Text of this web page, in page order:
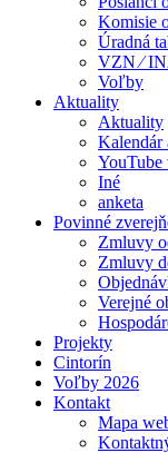
Komisie
Úradná
VZN ⁄
Voľby
Aktuality
Aktuality
Kalendár
YouTube
Iné
anketa
Povinné
Zmluvy
Zmluvy
Verejné
Projekty
Cintorín
Voľby 2026
Kontakt
Mapa